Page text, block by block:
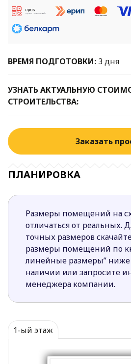
ВРЕМЯ ПОДГОТОВКИ: 3 дня
УЗНАТЬ АКТУАЛЬНУЮ
СТРОИТЕЛЬСТВА:
Заказать
ПЛАНИРОВКА
Размеры помещений на
отличаться от реальных.
точных размеров
размеры помещений по
линейные размеры”
наличии или запросите
менеджера компании.
1-ый этаж